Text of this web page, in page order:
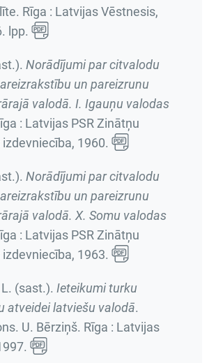
Rīga : Latvijas Vēstnesis,
lpp.
Norādījumi par citvalodu
un pareizrunu
valodā. I. Igauņu valodas
: Latvijas PSR Zinātņu
1960.
Norādījumi par citvalodu
un pareizrunu
valodā. X. Somu valodas
: Latvijas PSR Zinātņu
1963.
(sast.). Ieteikumi turku
atveidei latviešu valodā.
U. Bērziņš. Rīga : Latvijas